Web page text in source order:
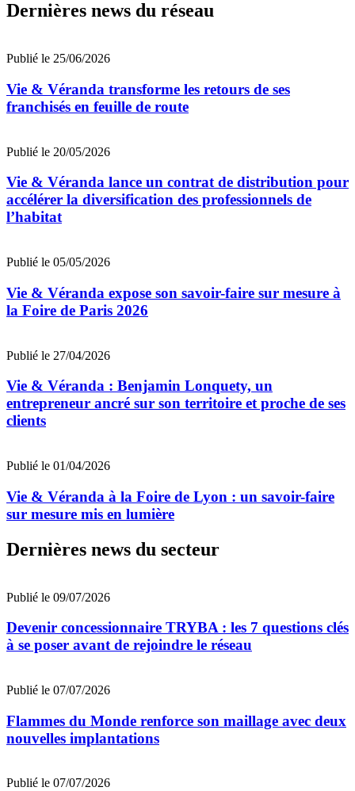
Dernières news du réseau
Publié le 25/06/2026
Vie & Véranda transforme les retours de ses
franchisés en feuille de route
Publié le 20/05/2026
Vie & Véranda lance un contrat de distribution pour
accélérer la diversification des professionnels de
l’habitat
Publié le 05/05/2026
Vie & Véranda expose son savoir-faire sur mesure à
la Foire de Paris 2026
Publié le 27/04/2026
Vie & Véranda : Benjamin Lonquety, un
entrepreneur ancré sur son territoire et proche de ses
clients
Publié le 01/04/2026
Vie & Véranda à la Foire de Lyon : un savoir-faire
sur mesure mis en lumière
Dernières news du secteur
Publié le 09/07/2026
Devenir concessionnaire TRYBA : les 7 questions clés
à se poser avant de rejoindre le réseau
Publié le 07/07/2026
Flammes du Monde renforce son maillage avec deux
nouvelles implantations
Publié le 07/07/2026